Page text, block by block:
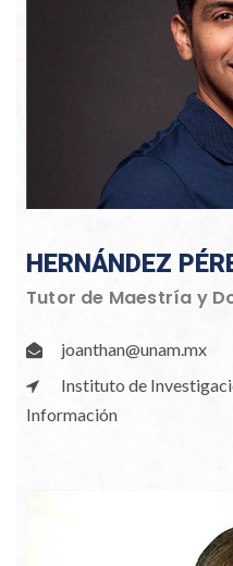
HERNÁNDEZ
Tutor de Maestría y
joanthan@unam.mx
Instituto de
Información